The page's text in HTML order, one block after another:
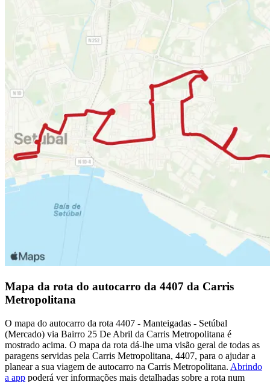
Mapa da rota do autocarro da 4407 da Carris
Metropolitana
O mapa do autocarro da rota 4407 - Manteigadas - Setúbal
(Mercado) via Bairro 25 De Abril da Carris Metropolitana é
mostrado acima. O mapa da rota dá-lhe uma visão geral de todas as
paragens servidas pela Carris Metropolitana, 4407, para o ajudar a
planear a sua viagem de autocarro na Carris Metropolitana. Abrindo
a app poderá ver informações mais detalhadas sobre a rota num